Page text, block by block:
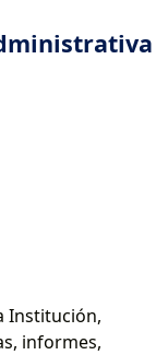
Institución,
informes,